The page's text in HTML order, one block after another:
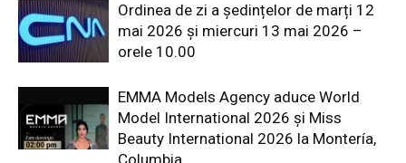
Ordinea de zi a ședințelor de marți 12
mai 2026 și miercuri 13 mai 2026 –
orele 10.00
EMMA Models Agency aduce World
Model International 2026 și Miss
Beauty International 2026 la Montería,